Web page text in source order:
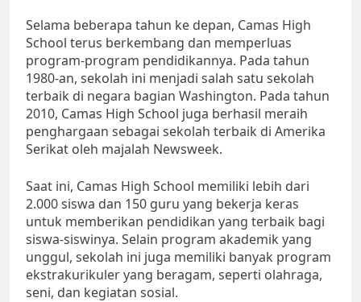
Selama beberapa tahun ke depan, Camas High
School terus berkembang dan memperluas
program-program pendidikannya. Pada tahun
1980-an, sekolah ini menjadi salah satu sekolah
terbaik di negara bagian Washington. Pada tahun
2010, Camas High School juga berhasil meraih
penghargaan sebagai sekolah terbaik di Amerika
Serikat oleh majalah Newsweek.
Saat ini, Camas High School memiliki lebih dari
2.000 siswa dan 150 guru yang bekerja keras
untuk memberikan pendidikan yang terbaik bagi
siswa-siswinya. Selain program akademik yang
unggul, sekolah ini juga memiliki banyak program
ekstrakurikuler yang beragam, seperti olahraga,
seni, dan kegiatan sosial.